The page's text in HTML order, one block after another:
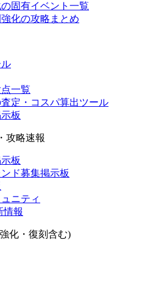
固有イベント一覧
化の攻略まとめ
一覧
定・コスパ算出ツール
板
攻略速報
板
ド募集掲示板
ニティ
情報
化・復刻含む)